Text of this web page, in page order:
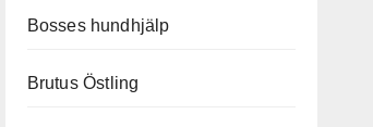
Bosses hundhjälp
Brutus Östling